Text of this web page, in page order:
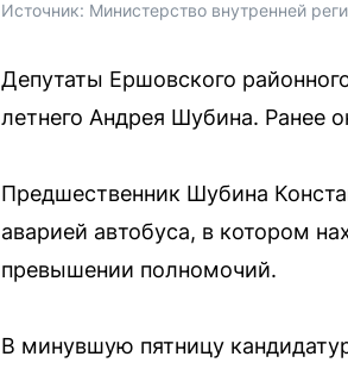
Источник: Министерство внутренней
Депутаты Ершовского
летнего Андрея Шубина. Ранее
Предшественник Шубина
аварией автобуса, в котором
превышении полномочий.
В минувшую пятницу